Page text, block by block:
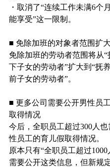
・取消了“连续工作未满6个
能享受”这一限制。
■ 免除加班的对象者范围扩大
免除加班的劳动者范围将从“
下子女的劳动者”扩大到“抚
前子女的劳动者”。
■ 更多公司需要公开男性员
取得情况
今后，全职员工超过300人也
性员工的育儿假取得情况。
原本只有“全职员工超过1000
需要公开这类信息，但新规